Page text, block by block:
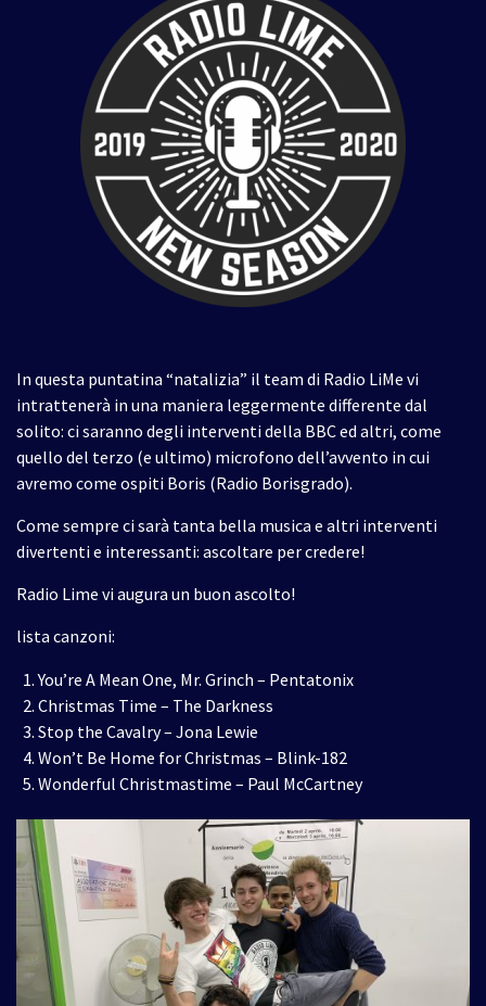
In questa puntatina “natalizia” il team di Radio LiMe vi
intrattenerà in una maniera leggermente differente dal
solito: ci saranno degli interventi della BBC ed altri, come
quello del terzo (e ultimo) microfono dell’avvento in cui
avremo come ospiti Boris (Radio Borisgrado).
Come sempre ci sarà tanta bella musica e altri interventi
divertenti e interessanti: ascoltare per credere!
Radio Lime vi augura un buon ascolto!
lista canzoni:
You’re A Mean One, Mr. Grinch – Pentatonix
Christmas Time – The Darkness
Stop the Cavalry – Jona Lewie
Won’t Be Home for Christmas – Blink-182
Wonderful Christmastime – Paul McCartney